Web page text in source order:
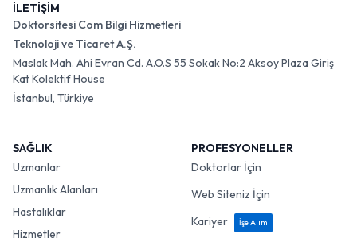
İLETİŞİM
Doktorsitesi Com Bilgi Hizmetleri
Teknoloji ve Ticaret A.Ş.
Maslak Mah. Ahi Evran Cd. A.O.S 55 Sokak No:2 Aksoy Plaza Giriş
Kat Kolektif House
İstanbul, Türkiye
SAĞLIK
Uzmanlar
Uzmanlık Alanları
Hastalıklar
Hizmetler
PROFESYONELLER
Doktorlar İçin
Web Siteniz İçin
Kariyer
İşe Alım